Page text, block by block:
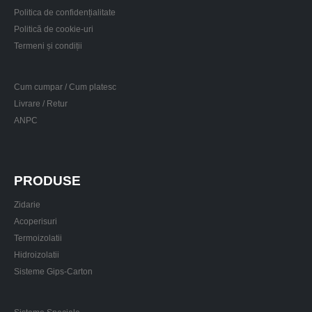
Politica de confidențialitate
Politică de cookie-uri
Termeni și condiții
Cum cumpar / Cum platesc
Livrare / Retur
ANPC
PRODUSE
Zidarie
Acoperisuri
Termoizolatii
Hidroizolatii
Sisteme Gips-Carton